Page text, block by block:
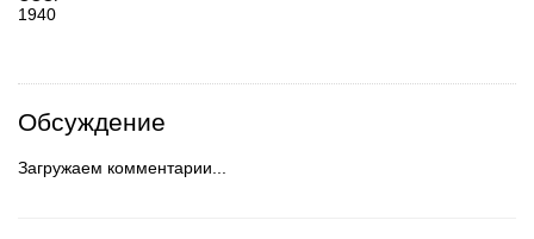
1940
Обсуждение
Загружаем комментарии...